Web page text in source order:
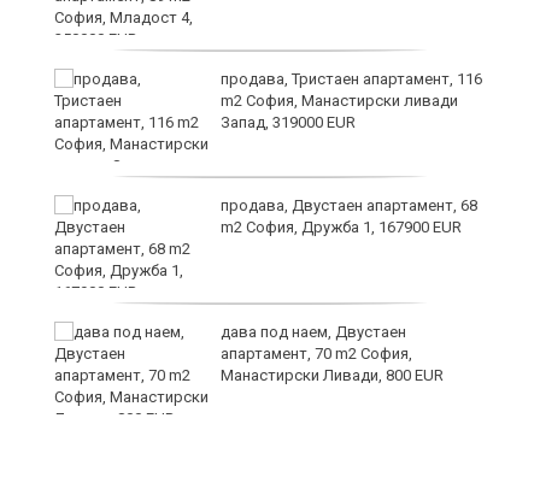
продава, Тристаен апартамент, 116
m2 София, Манастирски ливади
Запад, 319000 EUR
продава, Двустаен апартамент, 68
m2 София, Дружба 1, 167900 EUR
дава под наем, Двустаен
апартамент, 70 m2 София,
Манастирски Ливади, 800 EUR